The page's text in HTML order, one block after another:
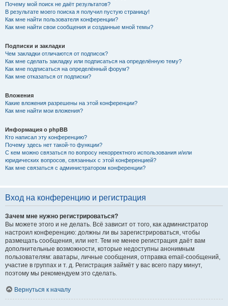
Почему мой поиск не даёт результатов?
В результате моего поиска я получил пустую страницу!
Как мне найти пользователя конференции?
Как мне найти свои сообщения и созданные мной темы?
Подписки и закладки
Чем закладки отличаются от подписок?
Как мне сделать закладку или подписаться на определённую тему?
Как мне подписаться на определённый форум?
Как мне отказаться от подписки?
Вложения
Какие вложения разрешены на этой конференции?
Как мне найти мои вложения?
Информация о phpBB
Кто написал эту конференцию?
Почему здесь нет такой-то функции?
С кем можно связаться по вопросу некорректного использования и/или
юридических вопросов, связанных с этой конференцией?
Как мне связаться с администратором конференции?
Вход на конференцию и регистрация
Зачем мне нужно регистрироваться?
Вы можете этого и не делать. Всё зависит от того, как администратор
настроил конференцию: должны ли вы зарегистрироваться, чтобы
размещать сообщения, или нет. Тем не менее регистрация даёт вам
дополнительные возможности, которые недоступны анонимным
пользователям: аватары, личные сообщения, отправка email-сообщений,
участие в группах и т. д. Регистрация займёт у вас всего пару минут,
поэтому мы рекомендуем это сделать.
Вернуться к началу